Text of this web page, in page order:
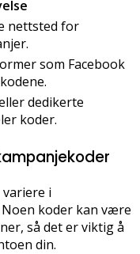
nettsted for
som Facebook
dedikerte
koder.
i
koder kan være
så det er viktig å
din.